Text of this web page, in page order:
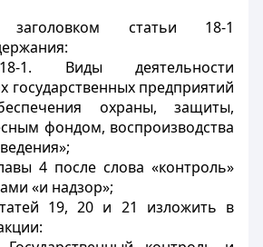
заголовком статьи 18-1
1. Виды деятельности
государственных предприятий
охраны, защиты,
фондом, воспроизводства
4 после слова «контроль»
«и надзор»;
19, 20 и 21 изложить в